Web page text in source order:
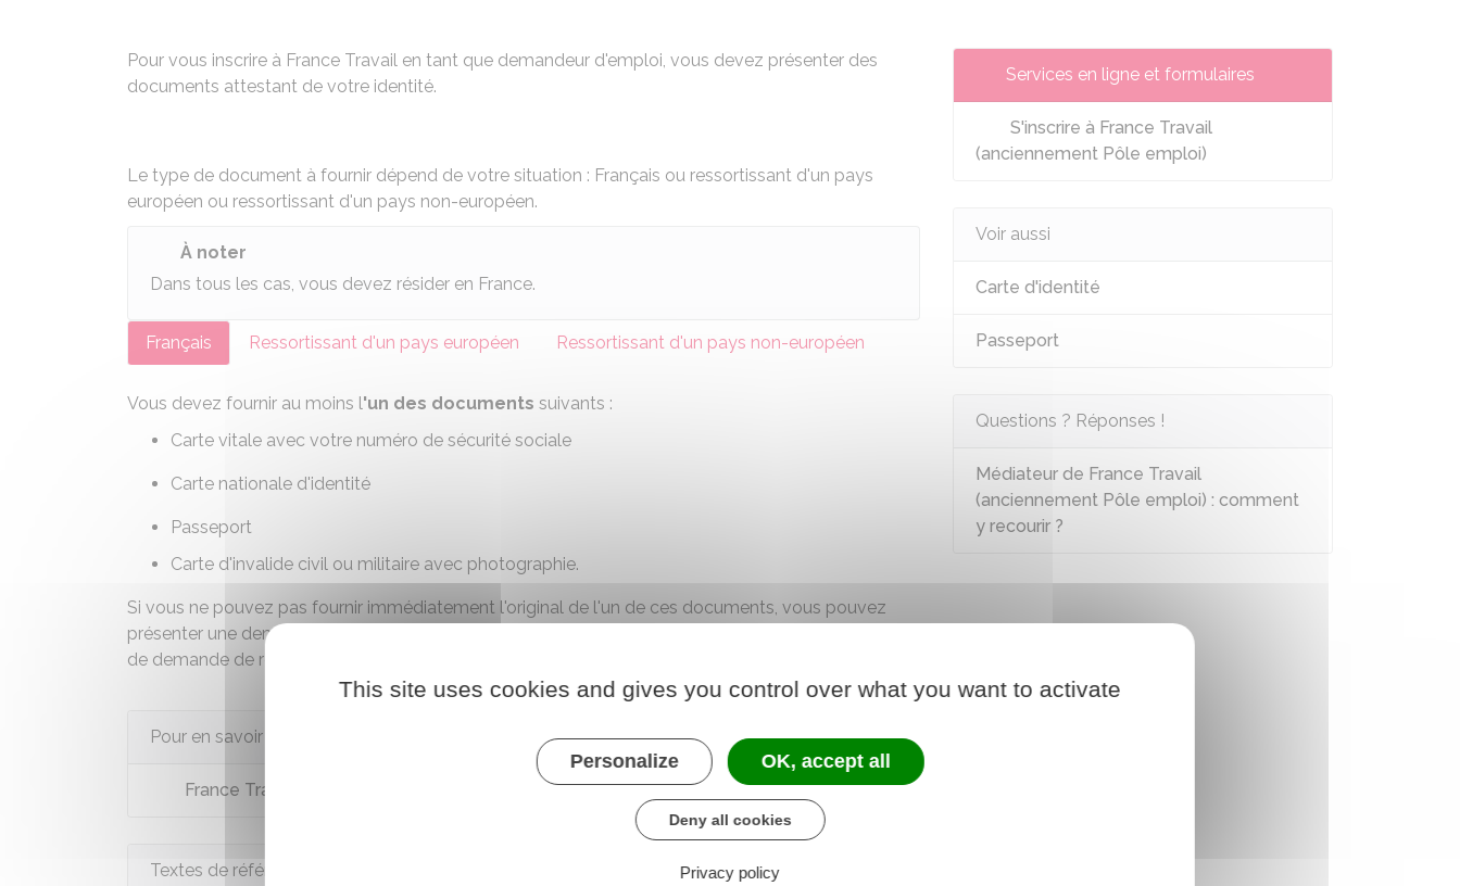
Pour vous inscrire à France Travail en tant que demandeur d'emploi, vous devez présenter des
documents attestant de votre identité.
Le type de document à fournir dépend de votre situation : Français ou ressortissant d'un pays
européen ou ressortissant d'un pays non-européen.
À noter
Dans tous les cas, vous devez résider en France.
Français Ressortissant d'un pays européen Ressortissant d'un pays non-européen
Vous devez fournir au moins l'un des documents suivants :
Carte vitale avec votre numéro de sécurité sociale
Carte nationale d'identité
Passeport
Carte d'invalide civil ou militaire avec photographie.
Si vous ne pouvez pas fournir immédiatement l'original de l'un de ces documents, vous pouvez
présenter une demande de démarche pour obtenir l'une de ces pièces : par exemple, le récépissé
de demande de renouvellement de carte d'identité.
Pour en savoir plus
France Travail (anciennement Pôle emploi) : foire aux questions - candidat
Textes de référence
Services en ligne et formulaires
S'inscrire à France Travail
(anciennement Pôle emploi)
Voir aussi
Carte d'identité
Passeport
Questions ? Réponses !
Médiateur de France Travail
(anciennement Pôle emploi) : comment
y recourir ?
This site uses cookies and gives you control over what you want to activate
Personalize OK, accept all
Deny all cookies
Privacy policy